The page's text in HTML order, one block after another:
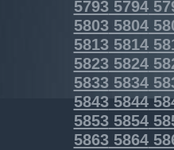
57935794
58035804
58135814
58235824
58335834
58435844
58535854
58635864